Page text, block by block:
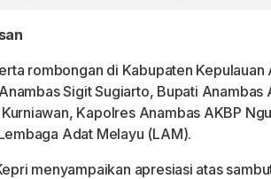
rombongan di Kabupaten Kepulauan
Sigit Sugiarto, Bupati Anambas
Kapolres Anambas AKBP
Adat Melayu (LAM).
menyampaikan apresiasi atas